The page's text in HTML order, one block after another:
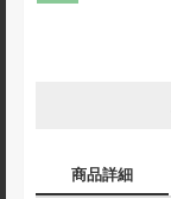
商品詳細